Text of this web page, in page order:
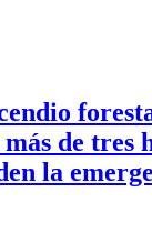
de tres
la